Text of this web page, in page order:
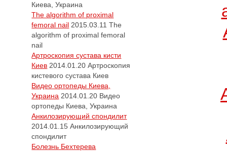
Киева, Украина
The algorithm of proximal
femoral nail 2015.03.11 The
algorithm of proximal femoral
nail
Артроскопия сустава кисти
Киев 2014.01.20 Артроскопия
кистевого сустава Киев
Видео ортопеды Киева,
Украина 2014.01.20 Видео
ортопеды Киева, Украина
Анкилозирующий спондилит
2014.01.15 Анкилозирующий
спондилит
Болезнь Бехтерева